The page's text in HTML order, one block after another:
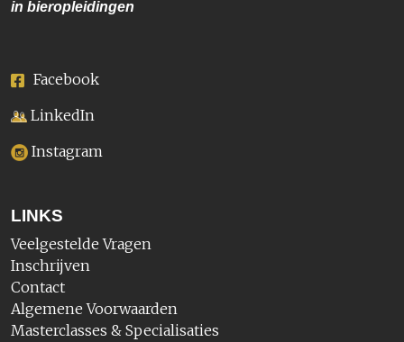
in bieropleidingen
Facebook
LinkedIn
Instagram
LINKS
Veelgestelde Vragen
Inschrijven
Contact
Algemene Voorwaarden
Masterclasses & Specialisaties